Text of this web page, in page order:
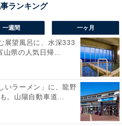
一週間 一ヶ月
展望風呂に、水深333
山県の人気日帰...
いラーメン」に、龍野
。山陽自動車道...